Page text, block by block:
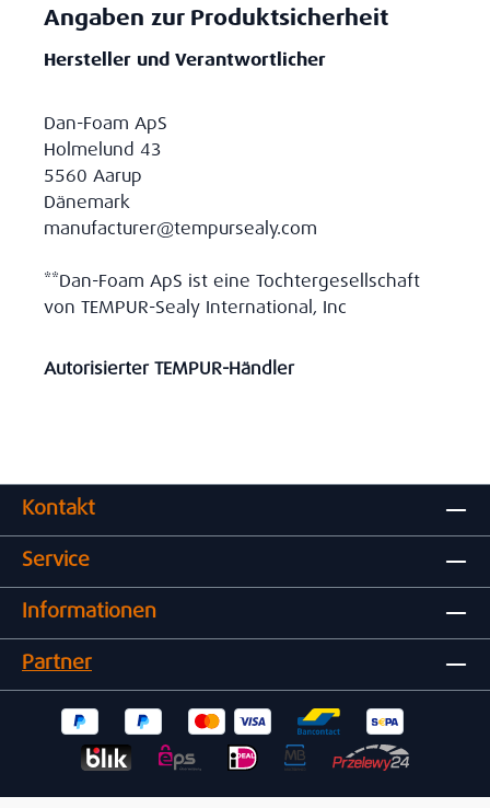
Angaben zur Produktsicherheit
Hersteller und Verantwortlicher
Dan-Foam ApS
Holmelund 43
5560 Aarup
Dänemark
manufacturer@tempursealy.com
**Dan-Foam ApS ist eine Tochtergesellschaft
von TEMPUR-Sealy International, Inc
Autorisierter TEMPUR-Händler
Kontakt
Service
Informationen
Partner